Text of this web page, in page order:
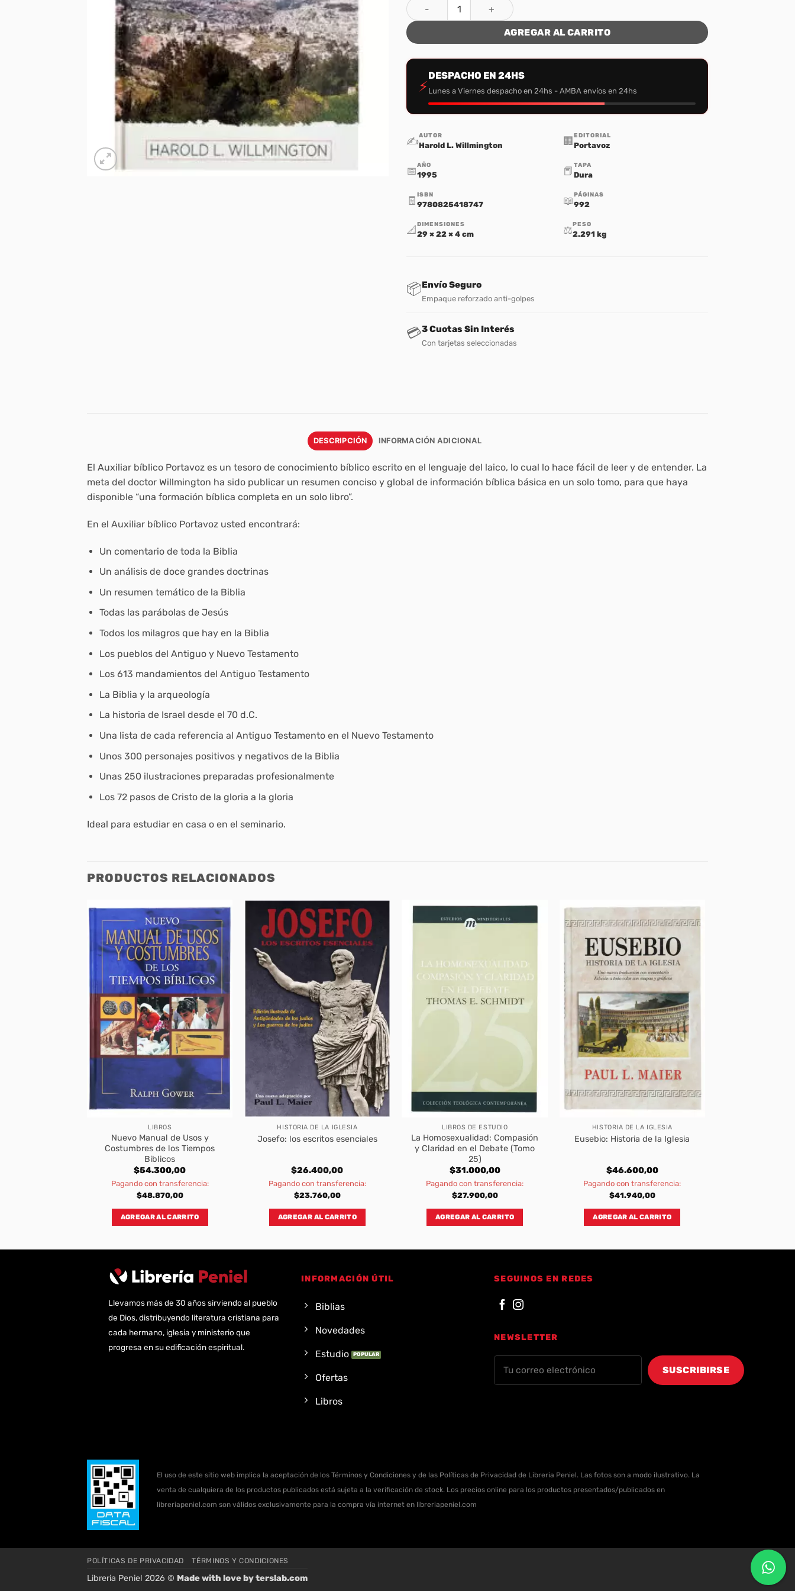
Auxiliar Biblico Portavoz cantidad
AGREGAR AL CARRITO
⚡
DESPACHO EN 24HS
Lunes a Viernes despacho en 24hs - AMBA envíos en 24hs
✍️AUTOR
Harold L. Willmington 🏢 EDITORIAL
Portavoz
📅AÑO
1995 📕 TAPA
Dura
🧾 ISBN
9780825418747 📖PÁGINAS
992
📐 DIMENSIONES
29 × 22 × 4 cm ⚖️PESO
2.291 kg
📦Envío Seguro
Empaque reforzado anti-golpes
💳3 Cuotas Sin Interés
Con tarjetas seleccionadas
DESCRIPCIÓN INFORMACIÓN ADICIONAL
El Auxiliar bíblico Portavoz es un tesoro de conocimiento bíblico escrito en el lenguaje del laico, lo cual lo hace fácil de leer y de entender. La
meta del doctor Willmington ha sido publicar un resumen conciso y global de información bíblica básica en un solo tomo, para que haya
disponible “una formación bíblica completa en un solo libro”.
En el Auxiliar bíblico Portavoz usted encontrará:
Un comentario de toda la Biblia
Un análisis de doce grandes doctrinas
Un resumen temático de la Biblia
Todas las parábolas de Jesús
Todos los milagros que hay en la Biblia
Los pueblos del Antiguo y Nuevo Testamento
Los 613 mandamientos del Antiguo Testamento
La Biblia y la arqueología
La historia de Israel desde el 70 d.C.
Una lista de cada referencia al Antiguo Testamento en el Nuevo Testamento
Unos 300 personajes positivos y negativos de la Biblia
Unas 250 ilustraciones preparadas profesionalmente
Los 72 pasos de Cristo de la gloria a la gloria
Ideal para estudiar en casa o en el seminario.
PRODUCTOS RELACIONADOS
LIBROS
Nuevo Manual de Usos y
Costumbres de los Tiempos
Biblicos
$54.300,00
Pagando con transferencia:
$48.870,00
AGREGAR AL CARRITO
HISTORIA DE LA IGLESIA
Josefo: los escritos esenciales
$26.400,00
Pagando con transferencia:
$23.760,00
AGREGAR AL CARRITO
LIBROS DE ESTUDIO
La Homosexualidad: Compasión
y Claridad en el Debate (Tomo
25)
$31.000,00
Pagando con transferencia:
$27.900,00
AGREGAR AL CARRITO
HISTORIA DE LA IGLESIA
Eusebio: Historia de la Iglesia
$46.600,00
Pagando con transferencia:
$41.940,00
AGREGAR AL CARRITO
Llevamos más de 30 años sirviendo al pueblo
de Dios, distribuyendo literatura cristiana para
cada hermano, iglesia y ministerio que
progresa en su edificación espiritual.
INFORMACIÓN ÚTIL
Biblias
Novedades
Estudio
Ofertas
Libros
SEGUINOS EN REDES
NEWSLETTER
El uso de este sitio web implica la aceptación de los Términos y Condiciones y de las Políticas de Privacidad de Libreria Peniel. Las fotos son a modo ilustrativo. La
venta de cualquiera de los productos publicados está sujeta a la verificación de stock. Los precios online para los productos presentados/publicados en
libreriapeniel.com son válidos exclusivamente para la compra vía internet en libreriapeniel.com
POLÍTICAS DE PRIVACIDAD TÉRMINOS Y CONDICIONES
Libreria Peniel 2026 © Made with love byterslab.com